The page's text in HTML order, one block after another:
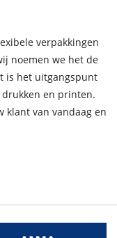
verpakkingen
noemen we het de
is het uitgangspunt
en printen.
klant van vandaag en